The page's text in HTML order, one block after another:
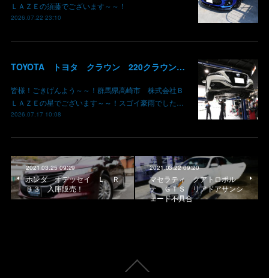
ＬＡＺＥの須藤でございます～～！
2026.07.22 23:10
TOYOTA トヨタ クラウン 220クラウン 持ち込みマフラー交換 群馬県高崎市 株式会社BLAZE
皆様！ごきげんよう～～！群馬県高崎市 株式会社Ｂ
ＬＡＺＥの星でございます～～！スゴイ豪雨でした…
2026.07.17 10:08
2021.03.25 09:29
ホンダ オデッセイ Ｌ Ｒ
Ｂ３ 入庫販売！
2021.03.22 09:20
マセラティ クアトロポル
テ ＧＴＳ リアドアサンシ
ェード不具合